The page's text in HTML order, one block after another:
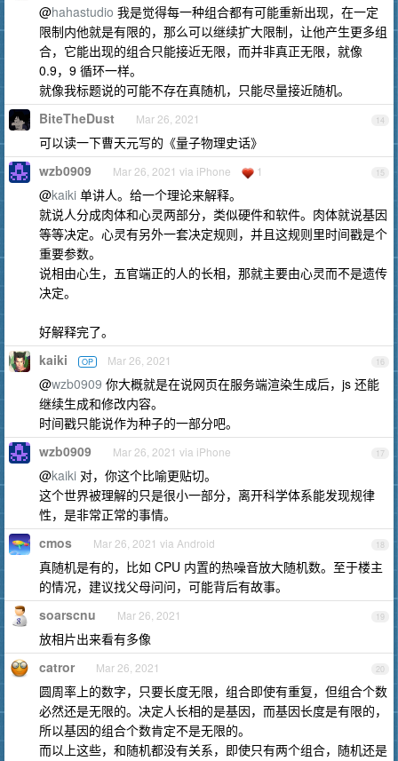
@hahastudio 我是觉得每一种组合都有可能重新出现，在一定
限制内他就是有限的，那么可以继续扩大限制，让他产生更多组
合，它能出现的组合只能接近无限，而并非真正无限，就像
0.9，9 循环一样。
就像我标题说的可能不存在真随机，只能尽量接近随机。
14
BiteTheDust Mar 26, 2021
可以读一下曹天元写的《量子物理史话》
15
wzb0909 Mar 26, 2021 via iPhone 1
@kaiki 单讲人。给一个理论来解释。
就说人分成肉体和心灵两部分，类似硬件和软件。肉体就说基因
等等决定。心灵有另外一套决定规则，并且这规则里时间戳是个
重要参数。
说相由心生，五官端正的人的长相，那就主要由心灵而不是遗传
决定。
好解释完了。
16
kaiki OP Mar 26, 2021
@wzb0909 你大概就是在说网页在服务端渲染生成后，js 还能
继续生成和修改内容。
时间戳只能说作为种子的一部分吧。
17
wzb0909 Mar 26, 2021 via iPhone
@kaiki 对，你这个比喻更贴切。
这个世界被理解的只是很小一部分，离开科学体系能发现规律
性，是非常正常的事情。
18
cmos Mar 26, 2021 via Android
真随机是有的，比如 CPU 内置的热噪音放大随机数。至于楼主
的情况，建议找父母问问，可能背后有故事。
19
soarscnu Mar 26, 2021
放相片出来看有多像
20
catror Mar 26, 2021
圆周率上的数字，只要长度无限，组合即使有重复，但组合个数
必然还是无限的。决定人长相的是基因，而基因长度是有限的，
所以基因的组合个数肯定不是无限的。
而以上这些，和随机都没有关系，即使只有两个组合，随机还是